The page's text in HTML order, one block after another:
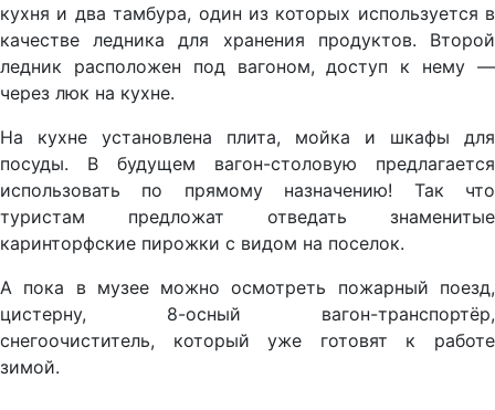
кухня и два тамбура, один из которых используется в
качестве ледника для хранения продуктов. Второй
ледник расположен под вагоном, доступ к нему —
через люк на кухне.
На кухне установлена плита, мойка и шкафы для
посуды. В будущем вагон-столовую предлагается
использовать по прямому назначению! Так что
туристам предложат отведать знаменитые
каринторфские пирожки с видом на поселок.
А пока в музее можно осмотреть пожарный поезд,
цистерну, 8-осный вагон-транспортёр,
снегоочиститель, который уже готовят к работе
зимой.